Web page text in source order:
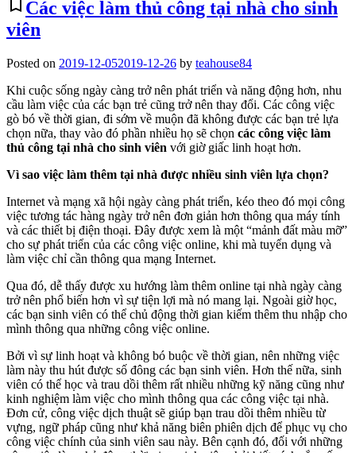
bookmark_border Các việc làm thủ công tại nhà cho sinh
viên
Posted on 2019-12-052019-12-26 by teahouse84
Khi cuộc sống ngày càng trở nên phát triển và năng động hơn, nhu
cầu làm việc của các bạn trẻ cũng trở nên thay đổi. Các công việc
gò bó về thời gian, đi sớm về muộn đã không được các bạn trẻ lựa
chọn nữa, thay vào đó phần nhiều họ sẽ chọn các công việc làm
thủ công tại nhà cho sinh viên với giờ giấc linh hoạt hơn.
Vì sao việc làm thêm tại nhà được nhiều sinh viên lựa chọn?
Internet và mạng xã hội ngày càng phát triển, kéo theo đó mọi công
việc tương tác hàng ngày trở nên đơn giản hơn thông qua máy tính
và các thiết bị điện thoại. Đây được xem là một “mảnh đất màu mỡ”
cho sự phát triển của các công việc online, khi mà tuyển dụng và
làm việc chỉ cần thông qua mạng Internet.
Qua đó, dễ thấy được xu hướng làm thêm online tại nhà ngày càng
trở nên phổ biến hơn vì sự tiện lợi mà nó mang lại. Ngoài giờ học,
các bạn sinh viên có thể chủ động thời gian kiếm thêm thu nhập cho
mình thông qua những công việc online.
Bởi vì sự linh hoạt và không bó buộc về thời gian, nên những việc
làm này thu hút được số đông các bạn sinh viên. Hơn thế nữa, sinh
viên có thể học và trau dồi thêm rất nhiều những kỹ năng cũng như
kinh nghiệm làm việc cho mình thông qua các công việc tại nhà.
Đơn cử, công việc dịch thuật sẽ giúp bạn trau dồi thêm nhiều từ
vựng, ngữ pháp cũng như khả năng biên phiên dịch để phục vụ cho
công việc chính của sinh viên sau này. Bên cạnh đó, đối với những